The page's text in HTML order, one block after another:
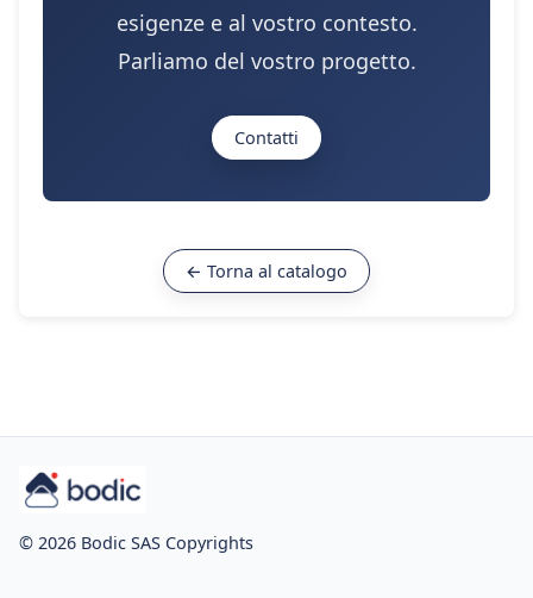
esigenze e al vostro contesto.
Parliamo del vostro progetto.
Contatti
← Torna al catalogo
© 2026 Bodic SAS Copyrights